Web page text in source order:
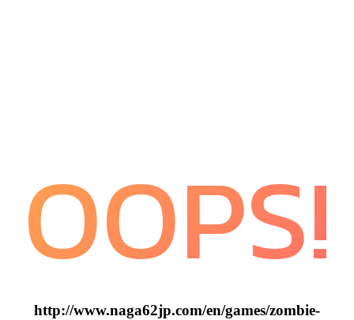
OOPS!
http://www.naga62jp.com/en/games/zombie-